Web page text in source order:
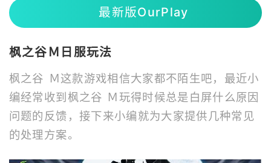
最新版OurPlay
枫之谷Ｍ日服玩法
枫之谷 Ｍ这款游戏相信大家都不陌生吧，最近小
编经常收到枫之谷 Ｍ玩得时候总是白屏什么原因
问题的反馈，接下来小编就为大家提供几种常见
的处理方案。